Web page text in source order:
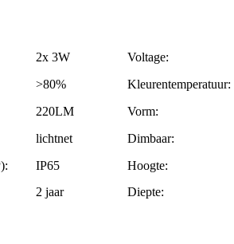
2x 3W
Voltage:
>80%
Kleurentemperatuur:
220LM
Vorm:
lichtnet
Dimbaar:
IP65
Hoogte:
2 jaar Diepte: